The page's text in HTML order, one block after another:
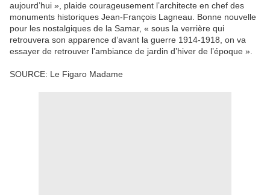
aujourd’hui », plaide courageusement l’architecte en chef des
monuments historiques Jean-François Lagneau. Bonne nouvelle
pour les nostalgiques de la Samar, « sous la verrière qui
retrouvera son apparence d’avant la guerre 1914-1918, on va
essayer de retrouver l’ambiance de jardin d’hiver de l’époque ».
SOURCE: Le Figaro Madame